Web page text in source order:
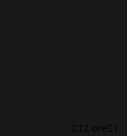
12 ore 1